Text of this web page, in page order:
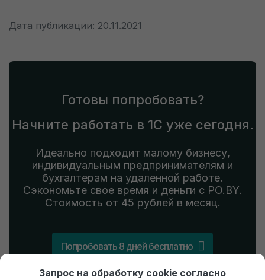
Дата публикации: 20.11.2021
Готовы попробовать?
Начните работать в 1С уже сегодня.
Идеально подходит малому бизнесу,
индивидуальным предпринимателям и
бухгалтерам на удаленной работе.
Сэкономьте свое время и деньги с PO.BY.
Стоимость от 45 рублей в месяц.
Попробовать 8 дней бесплатно
Запрос на обработку cookie согласно